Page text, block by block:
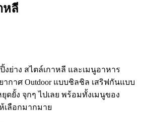
หลี
งย่าง สไตล์เกาหลี และเมนูอาหาร
กาศ Outdoor แบบชิลชิล เสริฟกันแบบ
ยั้ง จุกๆ ไปเลย พร้อมทั้งเมนูของ
เลือกมากมาย